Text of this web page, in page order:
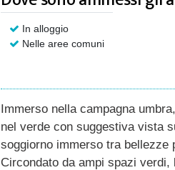
In alloggio
Nelle aree comuni
Immerso nella campagna
nel verde con suggestiva vista
soggiorno immerso tra bellezze
Circondato da ampi spazi